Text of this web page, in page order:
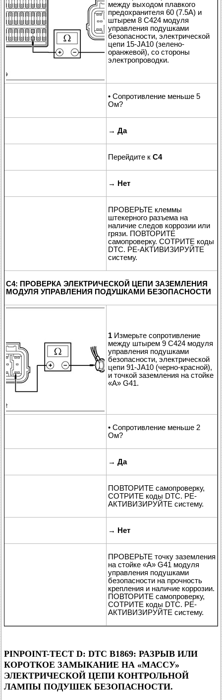
между выходом плавкого
предохранителя 60 (7.5A) и
штырем 8 C424 модуля
управления подушками
безопасности, электрической
цепи 15-JA10 (зелено-
оранжевой), со стороны
электропроводки.
• Сопротивление меньше 5
Ом?
→ Да
Перейдите к C4
→ Нет
ПРОВЕРЬТЕ клеммы
штекерного разъема на
наличие следов коррозии или
грязи. ПОВТОРИТЕ
самопроверку. СОТРИТЕ коды
DTC. РЕ-АКТИВИЗИРУЙТЕ
систему.
C4: ПРОВЕРКА ЭЛЕКТРИЧЕСКОЙ ЦЕПИ ЗАЗЕМЛЕНИЯ
МОДУЛЯ УПРАВЛЕНИЯ ПОДУШКАМИ БЕЗОПАСНОСТИ
1 Измерьте сопротивление
между штырем 9 C424 модуля
управления подушками
безопасности, электрической
цепи 91-JA10 (черно-красной),
и точкой заземления на стойке
«А» G41.
• Сопротивление меньше 2
Ом?
→ Да
ПОВТОРИТЕ самопроверку,
СОТРИТЕ коды DTC. РЕ-
АКТИВИЗИРУЙТЕ систему.
→ Нет
ПРОВЕРЬТЕ точку заземления
на стойке «А» G41 модуля
управления подушками
безопасности на прочность
крепления и наличие коррозии.
ПОВТОРИТЕ самопроверку,
СОТРИТЕ коды DTC. РЕ-
АКТИВИЗИРУЙТЕ систему.
PINPOINT-ТЕСТ D: DTC B1869: РАЗРЫВ ИЛИ
КОРОТКОЕ ЗАМЫКАНИЕ НА «МАССУ»
ЭЛЕКТРИЧЕСКОЙ ЦЕПИ КОНТРОЛЬНОЙ
ЛАМПЫ ПОДУШЕК БЕЗОПАСНОСТИ.